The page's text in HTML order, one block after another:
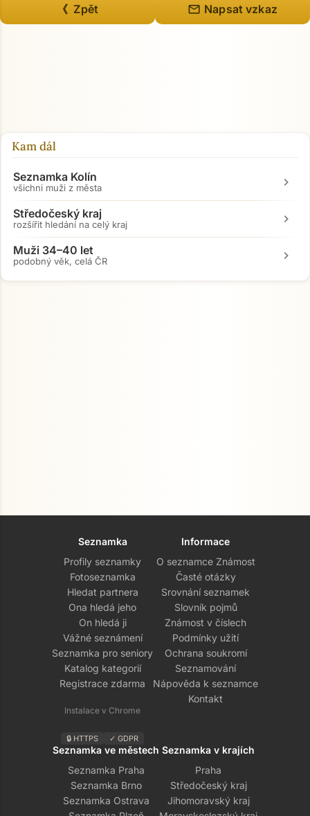
《 Zpět mail Napsat vzkaz
Kam dál
Seznamka Kolín
všichni muži z města chevron_right
Středočeský kraj
rozšířit hledání na celý kraj chevron_right
Muži 34–40 let
podobný věk, celá ČR chevron_right
Seznamka
Profily seznamky
Fotoseznamka
Hledat partnera
Ona hledá jeho
On hledá ji
Vážné seznámení
Seznamka pro seniory
Katalog kategorií
Registrace zdarma
Instalace v Chrome
🔒 HTTPS ✓ GDPR
Informace
O seznamce Známost
Časté otázky
Srovnání seznamek
Slovník pojmů
Známost v číslech
Podmínky užití
Ochrana soukromí
Seznamování
Nápověda k seznamce
Kontakt
Seznamka ve městech
Seznamka Praha
Seznamka Brno
Seznamka Ostrava
Seznamka v krajích
Praha
Středočeský kraj
Jihomoravský kraj